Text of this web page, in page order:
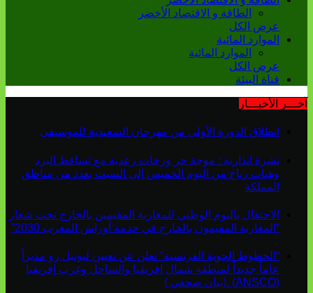
الطاقة و الاقتصاد الأخضر
عرض الكل
الموارد المائية
الموارد المائية
عرض الكل
قناة البيئة
آخـــر الأخبـــار
انطلاق الدورة الأولى من مهرجان السعيدية للموسيقى
نشرة انذارية : موجة حر وزخات رعدية مع تساقط البرد
وهبات رياح من اليوم الخميس إلى السبت بعدد من مناطق
المملكة
الاحتفال باليوم الوطني للمغاربة المقيمين بالخارج تحت شعار
“المغاربة المقيمون بالخارج في خدمة أوراش المغرب 2030”
“الخطوط الجوية الفرنسية” تعلن عن تعيين ليونيل رو مديراً
عاماً جديداً لمنطقة شمال إفريقيا والساحل وغرب إفريقيا
(ANSCO) .(بيان صحفي )